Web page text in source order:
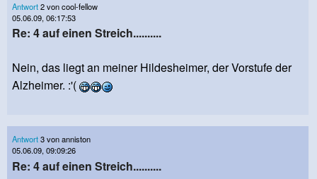
Antwort2 von cool-fellow
05.06.09, 06:17:53
Re: 4 auf einen Streich..........
Nein, das liegt an meiner Hildesheimer, der Vorstufe der
Alzheimer. :'(
Antwort3 von anniston
05.06.09, 09:09:26
Re: 4 auf einen Streich..........